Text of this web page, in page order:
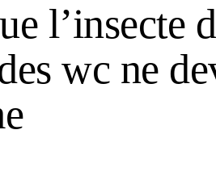
l’insecte
wc ne